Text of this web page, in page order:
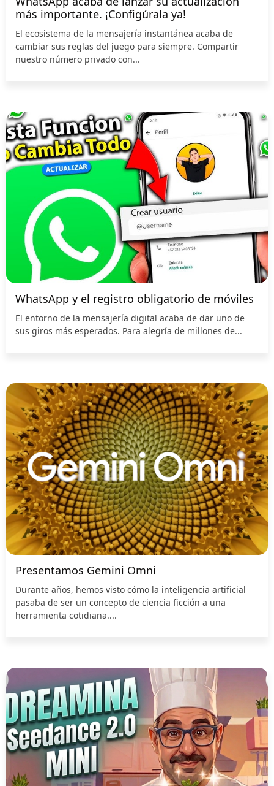
más importante. ¡Configúrala ya!
El ecosistema de la mensajería instantánea acaba de
cambiar sus reglas del juego para siempre. Compartir
nuestro número privado con...
WhatsApp y el registro obligatorio de móviles
El entorno de la mensajería digital acaba de dar uno de
sus giros más esperados. Para alegría de millones de...
Presentamos Gemini Omni
Durante años, hemos visto cómo la inteligencia artificial
pasaba de ser un concepto de ciencia ficción a una
herramienta cotidiana....